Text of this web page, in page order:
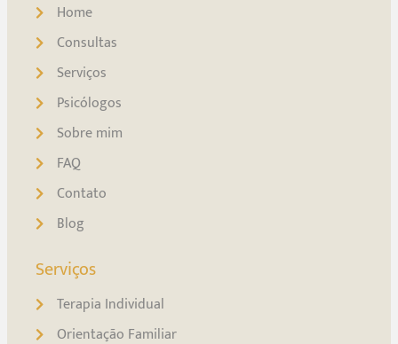
Home
Consultas
Serviços
Psicólogos
Sobre mim
FAQ
Contato
Blog
Serviços
Terapia Individual
Orientação Familiar